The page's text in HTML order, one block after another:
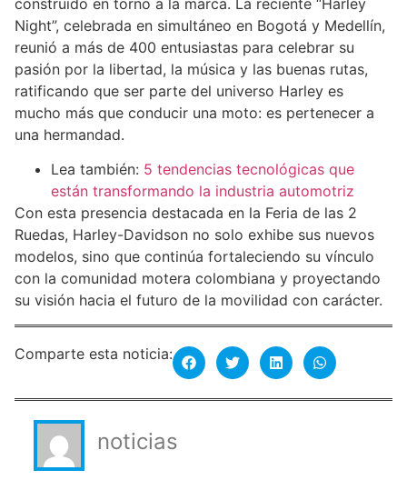
construido en torno a la marca. La reciente “Harley
Night”, celebrada en simultáneo en Bogotá y Medellín,
reunió a más de 400 entusiastas para celebrar su
pasión por la libertad, la música y las buenas rutas,
ratificando que ser parte del universo Harley es
mucho más que conducir una moto: es pertenecer a
una hermandad.
Lea también: 5 tendencias tecnológicas que
están transformando la industria automotriz
Con esta presencia destacada en la Feria de las 2
Ruedas, Harley-Davidson no solo exhibe sus nuevos
modelos, sino que continúa fortaleciendo su vínculo
con la comunidad motera colombiana y proyectando
su visión hacia el futuro de la movilidad con carácter.
Comparte esta noticia:
noticias